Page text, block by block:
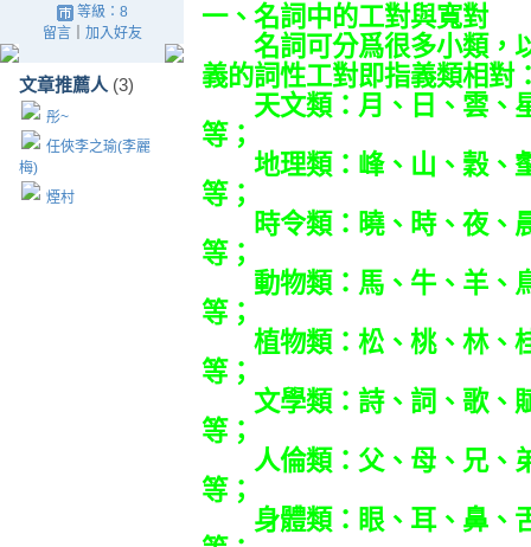
等級：8
留言｜ 加入好友
文章推薦人 (3)
彤~
任俠李之瑜(李麗
梅)
煙村
一、名詞中的工對與寬對
名詞可分爲很多小類，
義的詞性工對即指義類相對
天文類：月、日、雲、
等；
地理類：峰、山、穀、
等；
時令類：曉、時、夜、
等；
動物類：馬、牛、羊、
等；
植物類：松、桃、林、
等；
文學類：詩、詞、歌、
等；
人倫類：父、母、兄、
等；
身體類：眼、耳、鼻、